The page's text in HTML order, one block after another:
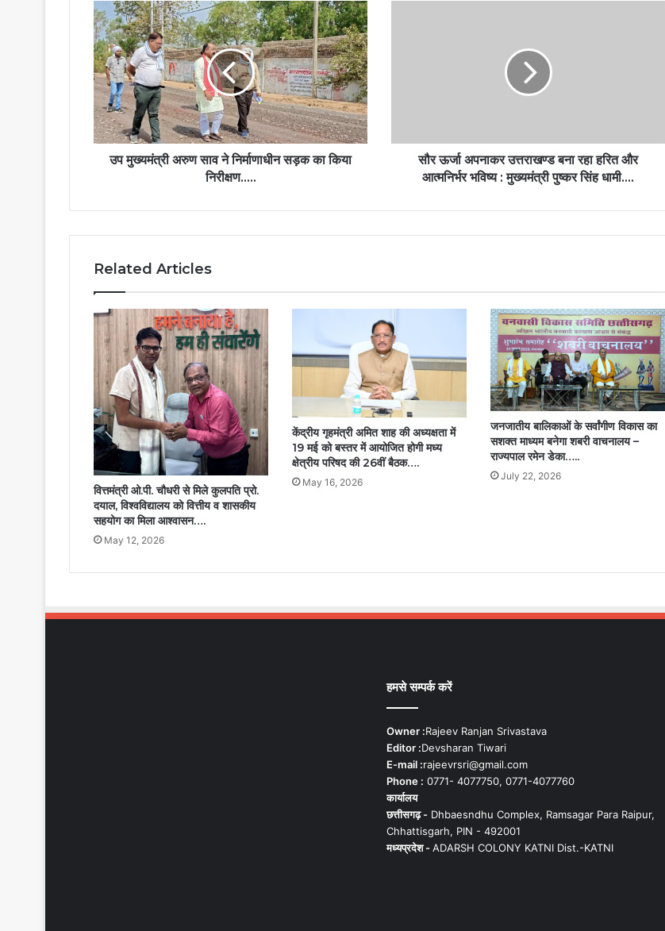
उप
मुख्यमंत्री
अरुण
साव
ने
निर्माणाधीन
सड़क
का
किया
निरीक्षण…..
उप मुख्यमंत्री अरुण साव ने निर्माणाधीन सड़क का किया
निरीक्षण…..
आत्मनिर्भर
पुष्कर
सौर ऊर्जा अपनाकर उत्तराखण्ड बना रहा हरित और
आत्मनिर्भर भविष्य : मुख्यमंत्री पुष्कर सिंह धामी….
Related Articles
वित्तमंत्री ओ.पी. चौधरी से मिले कुलपति प्रो.
दयाल, विश्वविद्यालय को वित्तीय व शासकीय
सहयोग का मिला आश्वासन….
May 12, 2026
केंद्रीय गृहमंत्री अमित शाह की अध्यक्षता में
19 मई को बस्तर में आयोजित होगी मध्य
क्षेत्रीय परिषद की 26वीं बैठक….
May 16, 2026
जनजातीय बालिकाओं के सर्वांगीण विकास का
सशक्त माध्यम बनेगा शबरी वाचनालय –
राज्यपाल रमेन डेका…..
July 22, 2026
हमसे सम्पर्क करें
Owner :Rajeev Ranjan Srivastava
Editor :Devsharan Tiwari
E-mail :rajeevrsri@gmail.com
Phone : 0771- 4077750, 0771-4077760
कार्यालय
छत्तीसगढ़ -Dhbaesndhu Complex, Ramsagar Para Raipur,
Chhattisgarh, PIN - 492001
मध्यप्रदेश -ADARSH COLONY KATNI Dist.-KATNI